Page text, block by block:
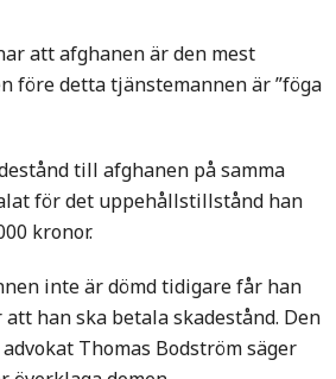
att afghanen är den mest
före detta tjänstemannen är ”föga
till afghanen på samma
för det uppehållstillstånd han
kronor.
inte är dömd tidigare får han
han ska betala skadestånd. Den
Thomas Bodström säger